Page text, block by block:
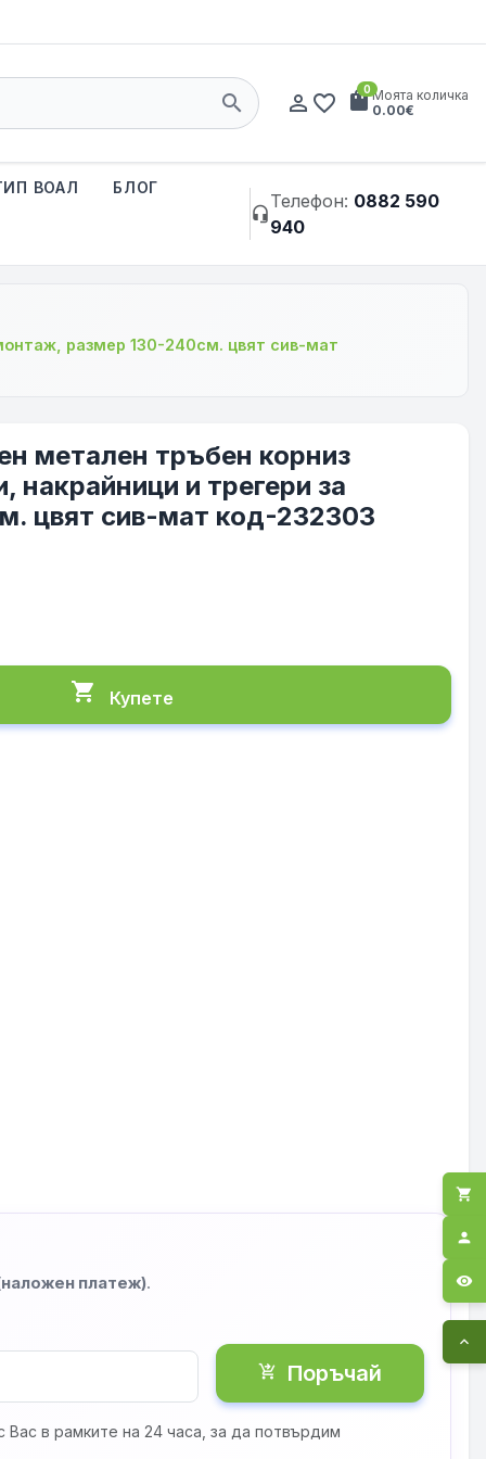
search person_outline favorite_border shopping_bag
0Моята количка
0.00€
ВОАЛ БЛОГ
headset_mic
Телефон: 0882 590
940
размер 130-240см. цвят сив-мат
метален тръбен корниз
накрайници и трегери за
цвят сив-мат код-232303
shopping_cart Купете
платеж).
shopping_cart_checkout Поръчай
в рамките на 24 часа, за да потвърдим
shopping_cart
person
visibility
expand_less